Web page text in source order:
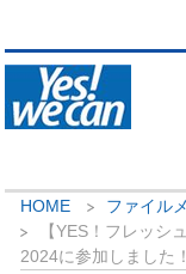
HOME
ファイル
【YES！フレッシ
2024に参加しました！